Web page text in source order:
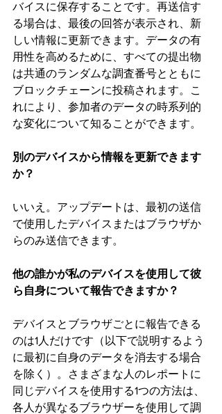
バイスに保存することです。再送信す
る場合は、最後の回答が表示され、新
しい情報に更新できます。データの有
用性を高めるために、すべての提出物
は共通のランダムな調査番号とともに
ブロックチェーンに投稿されます。こ
れにより、参加者のデータの時系列的
な変化について知ることができます。
別のデバイスから情報を更新できます
か？
いいえ。アップデートは、最初の送信
で使用したデバイスまたはブラウザか
らのみ送信できます。
他の誰かが私のデバイスを使用して彼
ら自身について報告できますか？
デバイスとブラウザごとに報告できる
のは1人だけです（以下で説明するよう
に最初に自身のデータを消去する場合
を除く）。さまざまな人のレポートに
同じデバイスを使用する1つの方法は、
各人が異なるブラウザーを使用して調